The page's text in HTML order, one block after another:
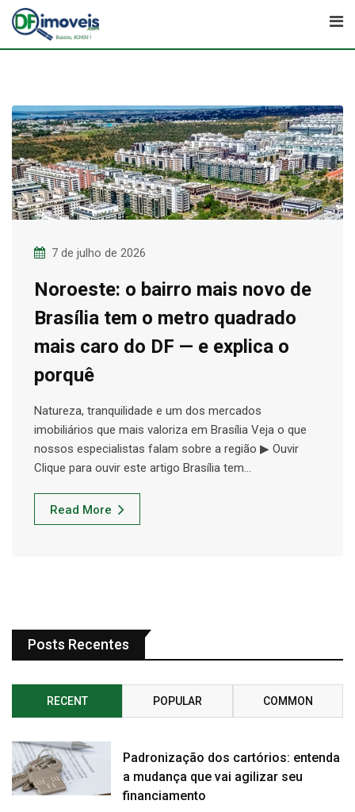
Skip
content
7 de julho de 2026
Noroeste: o bairro mais novo de
Brasília tem o metro quadrado
mais caro do DF — e explica o
porquê
Natureza, tranquilidade e um dos mercados
imobiliários que mais valoriza em Brasília Veja o que
nossos especialistas falam sobre a região ▶ Ouvir
Clique para ouvir este artigo Brasília tem…
Read More
Posts Recentes
RECENT POPULAR COMMON
Padronização dos cartórios: entenda
a mudança que vai agilizar seu
financiamento